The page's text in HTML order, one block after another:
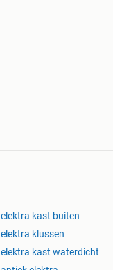
elektra kast buiten
elektra klussen
elektra kast waterdicht